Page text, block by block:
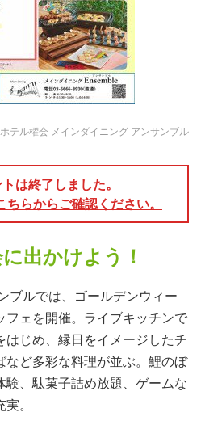
テル櫂会 メインダイニング アンサンブル
は終了しました。
らからご確認ください。
出かけよう！
ブルでは、ゴールデンウィー
フェを開催。ライブキッチンで
じめ、縁日をイメージしたチ
ど多彩な料理が並ぶ。鯉のぼ
験、駄菓子詰め放題、ゲームな
。